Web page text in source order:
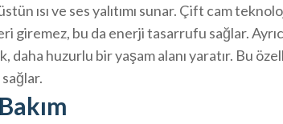
ısı ve ses yalıtımı sunar. Çift cam
giremez, bu da enerji tasarrufu sağlar.
huzurlu bir yaşam alanı yaratır. Bu